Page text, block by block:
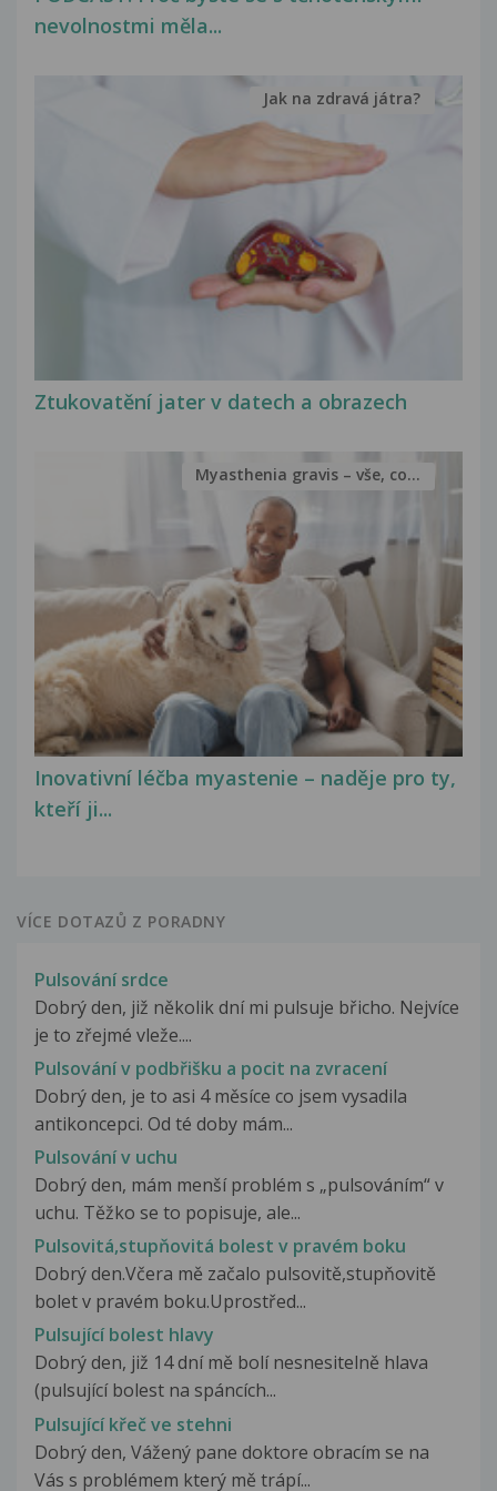
nevolnostmi měla...
Ztukovatění jater v datech a obrazech
Jak na zdravá játra?
Inovativní léčba myastenie – naděje pro ty,
kteří ji...
Myasthenia gravis – vše, co...
VÍCE DOTAZŮ Z PORADNY
Pulsování srdce
Dobrý den, již několik dní mi pulsuje břicho. Nejvíce
je to zřejmé vleže....
Pulsování v podbřišku a pocit na zvracení
Dobrý den, je to asi 4 měsíce co jsem vysadila
antikoncepci. Od té doby mám...
Pulsování v uchu
Dobrý den, mám menší problém s „pulsováním“ v
uchu. Těžko se to popisuje, ale...
Pulsovitá,stupňovitá bolest v pravém boku
Dobrý den.Včera mě začalo pulsovitě,stupňovitě
bolet v pravém boku.Uprostřed...
Pulsující bolest hlavy
Dobrý den, již 14 dní mě bolí nesnesitelně hlava
(pulsující bolest na spáncích...
Pulsující křeč ve stehni
Dobrý den, Vážený pane doktore obracím se na
Vás s problémem který mě trápí...